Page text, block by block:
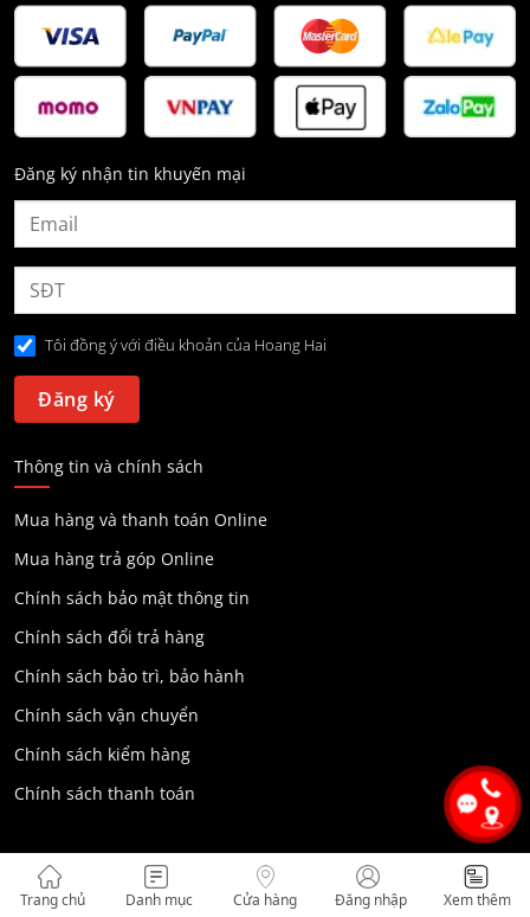
Đăng ký nhận tin khuyến mại
Tôi đồng ý với điều khoản của Hoang Hai
Thông tin và chính sách
Mua hàng và thanh toán Online
Mua hàng trả góp Online
Chính sách bảo mật thông tin
Chính sách đổi trả hàng
Chính sách bảo trì, bảo hành
Chính sách vận chuyển
Chính sách kiểm hàng
Chính sách thanh toán
Dịch vụ và thông tin khác
Trang chủ Danh mục Cửa hàng Đăng nhập Xem thêm